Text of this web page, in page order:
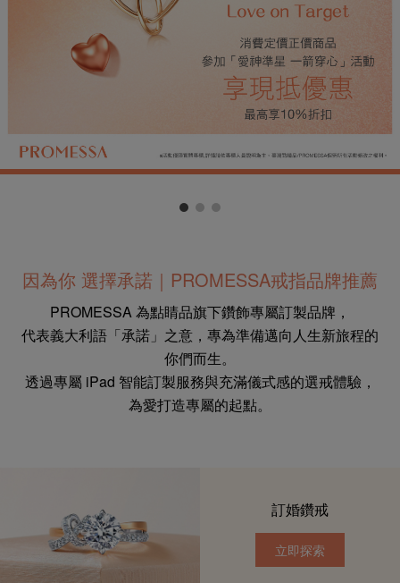
因為你 選擇承諾｜ PROMESSA戒指品牌推薦
PROMESSA 為點睛品旗下鑽飾專屬訂製品牌，
代表義大利語「承諾」之意， 專為準備邁向人生新旅程的
你們而生。
透過專屬 iPad 智能訂製服務與充滿儀式感的選戒體驗，
為愛打造專屬的起點。
訂婚鑽戒
立即探索